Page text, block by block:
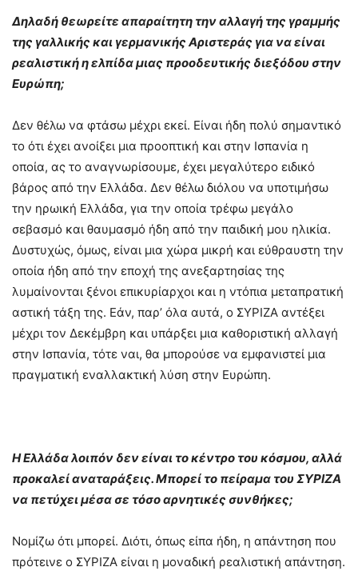
Δηλαδή θεωρείτε απαραίτητη την αλλαγή της γραμμής
της γαλλικής και γερμανικής Αριστεράς για να είναι
ρεαλιστική η ελπίδα μιας προοδευτικής διεξόδου στην
Ευρώπη;
Δεν θέλω να φτάσω μέχρι εκεί. Είναι ήδη πολύ σημαντικό
το ότι έχει ανοίξει μια προοπτική και στην Ισπανία η
οποία, ας το αναγνωρίσουμε, έχει μεγαλύτερο ειδικό
βάρος από την Ελλάδα. Δεν θέλω διόλου να υποτιμήσω
την ηρωική Ελλάδα, για την οποία τρέφω μεγάλο
σεβασμό και θαυμασμό ήδη από την παιδική μου ηλικία.
Δυστυχώς, όμως, είναι μια χώρα μικρή και εύθραυστη την
οποία ήδη από την εποχή της ανεξαρτησίας της
λυμαίνονται ξένοι επικυρίαρχοι και η ντόπια μεταπρατική
αστική τάξη της. Εάν, παρ’ όλα αυτά, ο ΣΥΡΙΖΑ αντέξει
μέχρι τον Δεκέμβρη και υπάρξει μια καθοριστική αλλαγή
στην Ισπανία, τότε ναι, θα μπορούσε να εμφανιστεί μια
πραγματική εναλλακτική λύση στην Ευρώπη.
Η Ελλάδα λοιπόν δεν είναι το κέντρο του κόσμου, αλλά
προκαλεί αναταράξεις. Μπορεί το πείραμα του ΣΥΡΙΖΑ
να πετύχει μέσα σε τόσο αρνητικές συνθήκες;
Νομίζω ότι μπορεί. Διότι, όπως είπα ήδη, η απάντηση που
πρότεινε ο ΣΥΡΙΖΑ είναι η μοναδική ρεαλιστική απάντηση.